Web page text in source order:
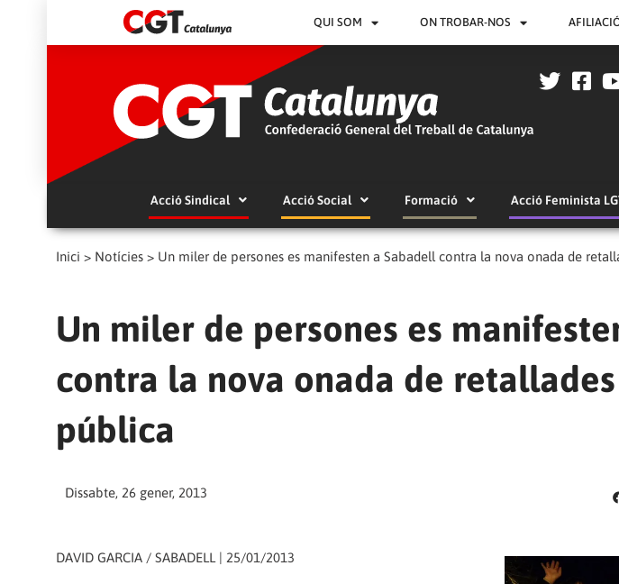
QUI SOM ON TROBAR-NOS
Acció Sindical Acció Social Formació Acció Feminista
Inici > Notícies > Un miler de persones es manifesten a Sabadell contra la nova onada de
Un miler de persones es
contra la nova onada de
pública
Dissabte, 26 gener, 2013
DAVID GARCIA / SABADELL | 25/01/2013